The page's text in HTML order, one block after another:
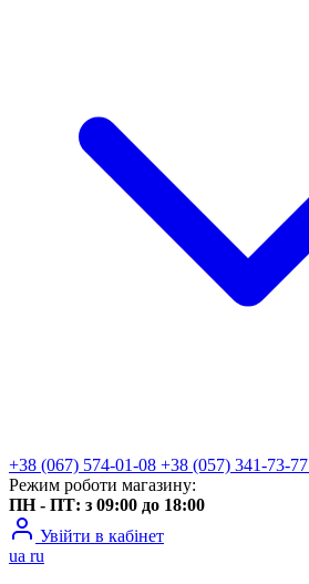
+38 (067) 574-01-08 +38 (057) 341-73-77
Режим роботи магазину:
ПН - ПТ: з 09:00 до 18:00
Увійти в кабінет
ua ru